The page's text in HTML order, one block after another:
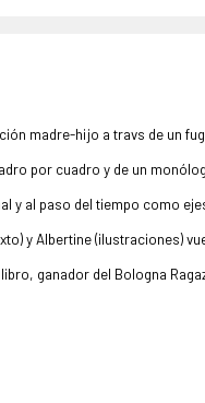
madre-hijo a travs de un
por cuadro y de un
y al paso del tiempo como
y Albertine (ilustraciones)
ganador del Bologna